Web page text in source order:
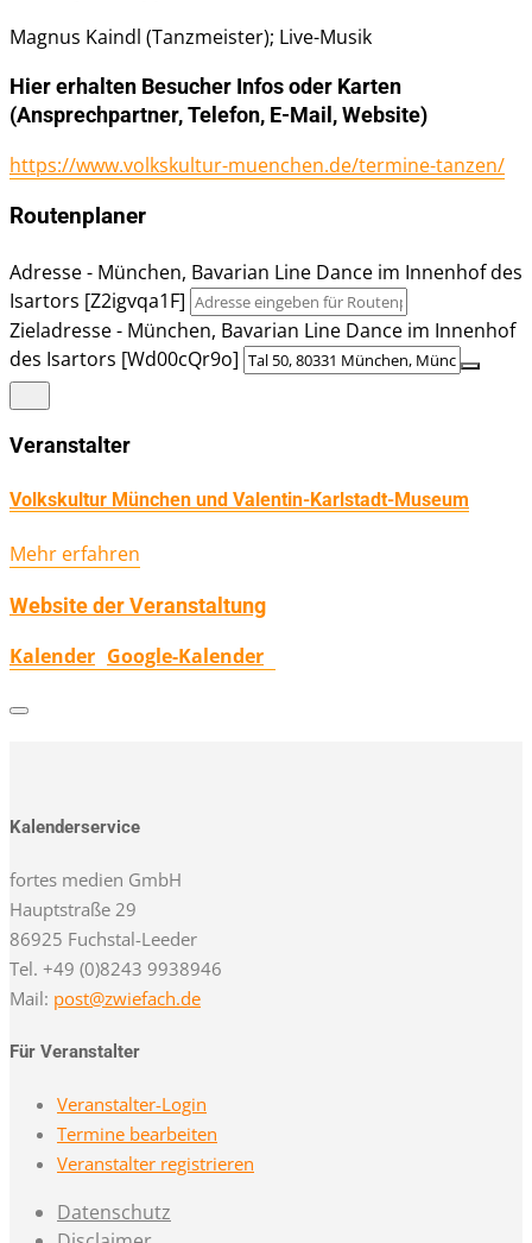
Magnus Kaindl (Tanzmeister); Live-Musik
Hier erhalten Besucher Infos oder Karten
(Ansprechpartner, Telefon, E-Mail, Website)
https://www.volkskultur-muenchen.de/termine-tanzen/
Routenplaner
Adresse - München, Bavarian Line Dance im Innenhof des
Isartors [Z2igvqa1F]
Zieladresse - München, Bavarian Line Dance im Innenhof
des Isartors [Wd00cQr9o]
Veranstalter
Volkskultur München und Valentin-Karlstadt-Museum
Mehr erfahren
Website der Veranstaltung
Kalender Google-Kalender
Kalenderservice
fortes medien GmbH
Hauptstraße 29
86925 Fuchstal-Leeder
Tel. +49 (0)8243 9938946
Mail: post@zwiefach.de
Für Veranstalter
Veranstalter-Login
Termine bearbeiten
Veranstalter registrieren
Datenschutz